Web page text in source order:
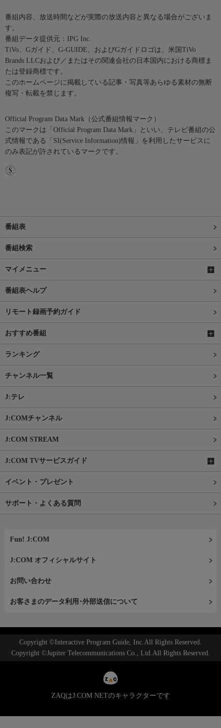
番組内容、放送時間などが実際の放送内容と異なる場合がございま
す。
番組データ提供元：IPG Inc.
TiVo、Gガイド、G-GUIDE、およびGガイドロゴは、米国TiVo
Brands LLCおよび／またはその関連会社の日本国内における商標ま
たは登録商標です。
このホームページに掲載している記事・写真等あらゆる素材の無断
複写・転載を禁じます。
Official Program Data Mark（公式番組情報マーク）
このマークは「Official Program Data Mark」といい、テレビ番組の公
式情報である「SI(Service Information)情報」を利用したサービスに
のみ表記が許されているマークです。
番組表
番組検索
マイメニュー
番組表ヘルプ
リモート録画予約ガイド
おすすめ番組
ランキング
チャンネル一覧
J:テレ
J:COMチャンネル
J:COM STREAM
J:COM TVサービスガイド
イベント・プレゼント
サポート・よくある質問
Fun! J:COM
J:COM オフィシャルサイト
お問い合わせ
お客さまのデータ利用･外部送信について
Copyright ©Interactive Program Guide, Inc.All Rights Reserved.
Copyright ©Jupiter Telecommunications Co., Ltd.All Rights Reserved.
ZAQはJ:COM NETのキャラクターです